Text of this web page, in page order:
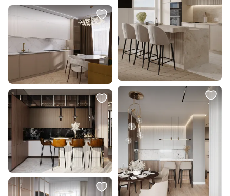
17 900 ₽
Стул барный Bergenson Bjorn
Coral BD-2366587
В корзину
18 140 ₽
Светильник подвесной Arte
Lamp A4182SP-3BR
В корзину
59 000 ₽ 12 120 ₽